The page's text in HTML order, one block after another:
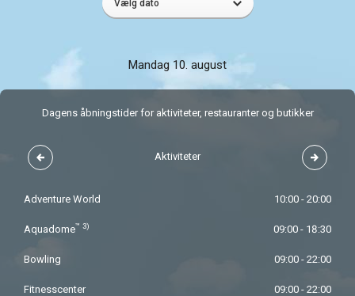
Mandag 10. august
Dagens åbningstider for aktiviteter, restauranter og butikker
Aktiviteter
Adventure World 10:00 - 20:00
Aquadome™ 3) 09:00 - 18:30
Bowling 09:00 - 22:00
Fitnesscenter 09:00 - 22:00